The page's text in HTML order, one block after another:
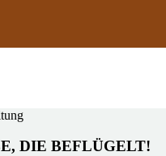
DIE BEFLÜGELT!